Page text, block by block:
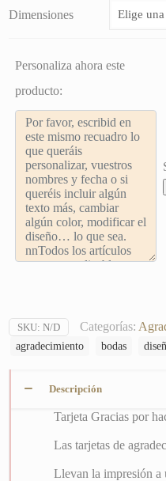
Dimensiones
Personaliza ahora este
producto:
SKU: N/D Categorías:
agradecimiento bodas
Descripción
Tarjeta Gracias por
Las tarjetas de
Llevan la impresión a